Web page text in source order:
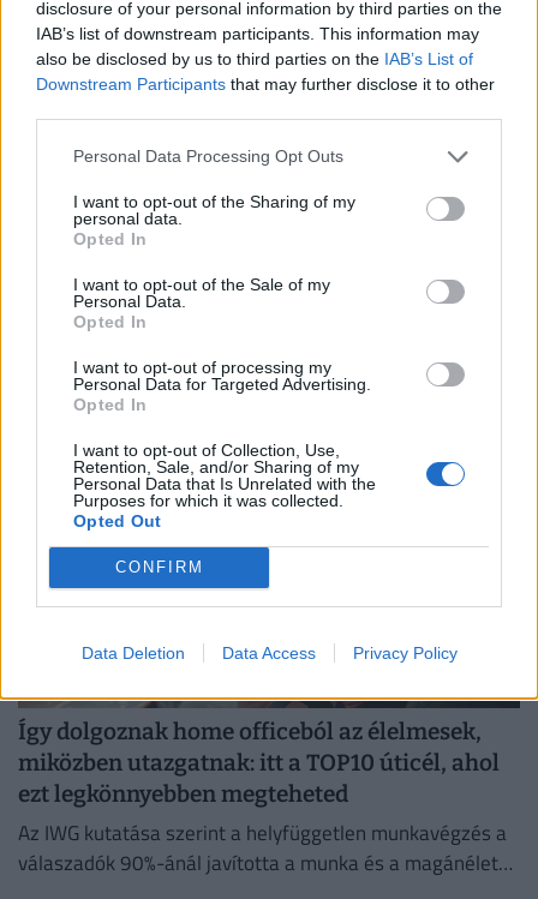
disclosure of your personal information by third parties on the
IAB’s list of downstream participants. This information may
also be disclosed by us to third parties on the IAB’s List of
Downstream Participants that may further disclose it to other
Personal Data Processing Opt Outs
I want to opt-out of the Sharing of my
personal data.
Opted In
I want to opt-out of the Sale of my
Personal Data.
Opted In
I want to opt-out of processing my
Personal Data for Targeted Advertising.
Opted In
I want to opt-out of Collection, Use,
Retention, Sale, and/or Sharing of my
Personal Data that Is Unrelated with the
Purposes for which it was collected.
Opted Out
CONFIRM
Data Deletion Data Access Privacy Policy
Kiderült, ekkora fizetéssel már jómódúnak
számítasz Magyarországon: tágul az olló
gazdag és szegény között
számok mögött továbbra is jelentős jövedelmi
különbségek húzódnak meg.
Így dolgoznak home officeból az élelmesek,
miközben utazgatnak: itt a TOP10 úticél, ahol
ezt legkönnyebben megteheted
Az IWG kutatása szerint a helyfüggetlen munkavégzés a
válaszadók 90%-ánál javította a munka és a magánélet